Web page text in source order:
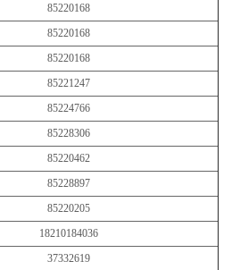
85220168
85220168
85220168
85221247
85224766
85228306
85220462
85228897
85220205
18210184036
37332619